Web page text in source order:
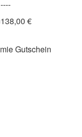
----
138,00 €